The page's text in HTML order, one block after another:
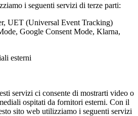
i seguenti servizi di terze parti:
UET (Universal Event Tracking)
Google Consent Mode, Klarna,
esterni
servizi ci consente di mostrarti video o
ospitati da fornitori esterni. Con il
sito web utilizziamo i seguenti servizi